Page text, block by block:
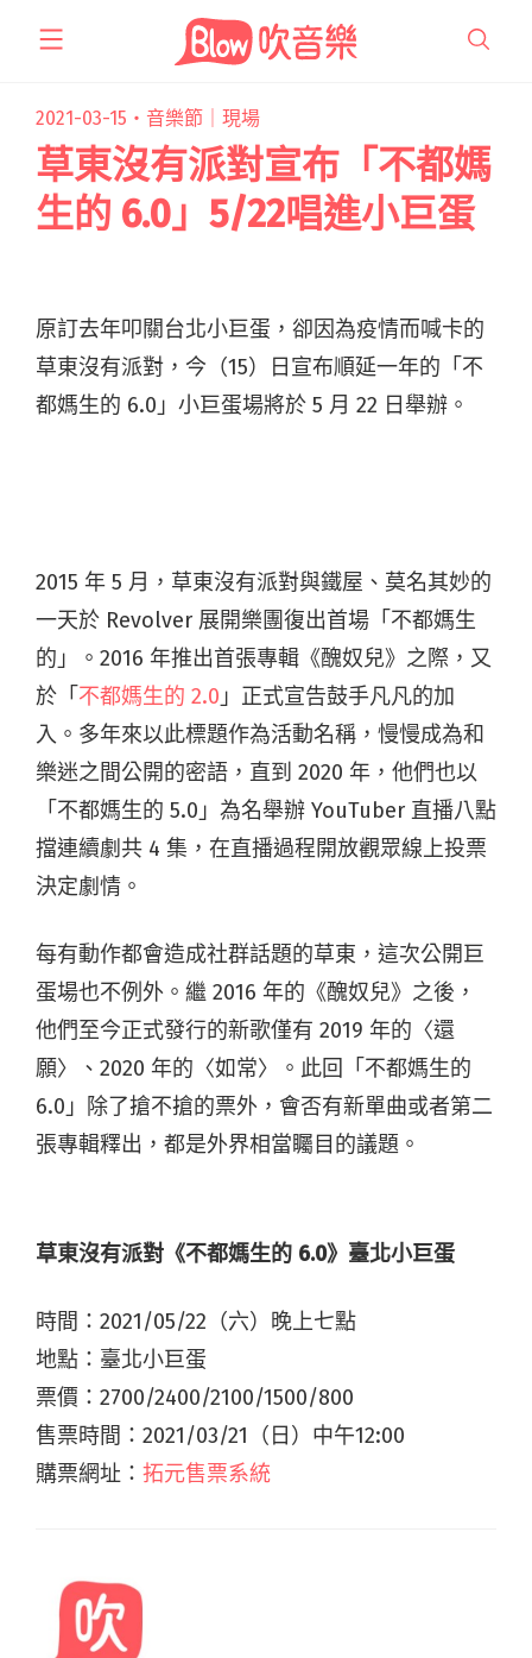
2021-03-15・ 音樂節｜現場
草東沒有派對宣布「不都媽
生的 6.0」5/22唱進小巨蛋
原訂去年叩關台北小巨蛋，卻因為疫情而喊卡的
草東沒有派對，今（15）日宣布順延一年的「不
都媽生的 6.0」小巨蛋場將於 5 月 22 日舉辦。
2015 年 5 月，草東沒有派對與鐵屋、莫名其妙的
一天於 Revolver 展開樂團復出首場「不都媽生
的」。2016 年推出首張專輯《醜奴兒》之際，又
於「 不都媽生的 2.0 」正式宣告鼓手凡凡的加
入。多年來以此標題作為活動名稱，慢慢成為和
樂迷之間公開的密語，直到 2020 年，他們也以
「不都媽生的 5.0」為名舉辦 YouTuber 直播八點
擋連續劇共 4 集，在直播過程開放觀眾線上投票
決定劇情。
每有動作都會造成社群話題的草東，這次公開巨
蛋場也不例外。繼 2016 年的《醜奴兒》之後，
他們至今正式發行的新歌僅有 2019 年的〈還
願〉、2020 年的〈如常〉。此回「不都媽生的
6.0」除了搶不搶的票外，會否有新單曲或者第二
張專輯釋出，都是外界相當矚目的議題。
草東沒有派對《不都媽生的 6.0》臺北小巨蛋
時間：2021/05/22（六）晚上七點
地點：臺北小巨蛋
票價：2700/2400/2100/1500/800
售票時間：2021/03/21（日）中午12:00
購票網址： 拓元售票系統